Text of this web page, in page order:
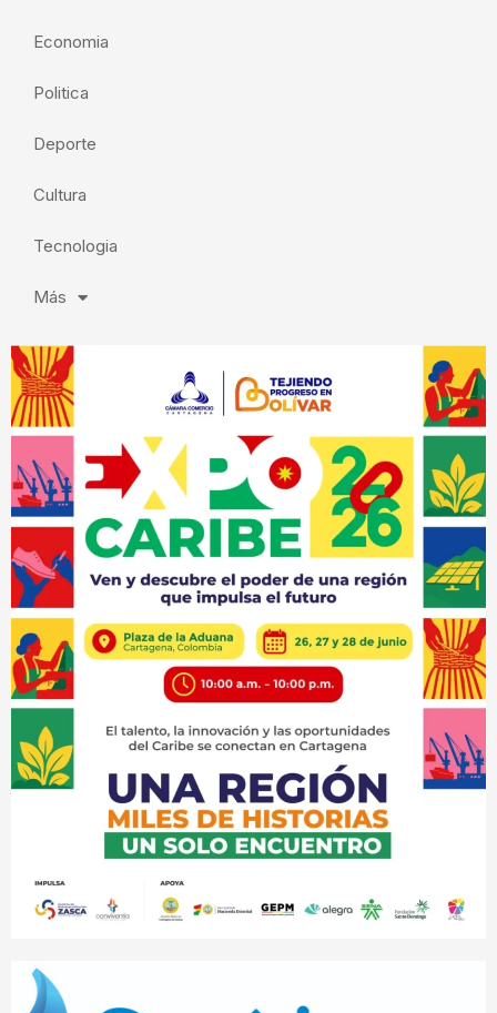
Economia
Politica
Deporte
Cultura
Tecnologia
Más